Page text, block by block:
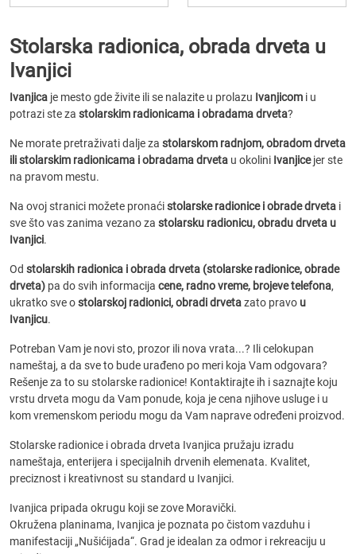
Stolarska radionica, obrada drveta u
Ivanjici
Ivanjica je mesto gde živite ili se nalazite u prolazu Ivanjicom i u
potrazi ste za stolarskim radionicama i obradama drveta?
Ne morate pretraživati dalje za stolarskom radnjom, obradom drveta
ili stolarskim radionicama i obradama drveta u okolini Ivanjicejer ste
na pravom mestu.
Na ovoj stranici možete pronaćistolarske radionice i obrade drveta i
sve što vas zanima vezano za stolarsku radionicu, obradu drveta u
Ivanjici.
Od stolarskih radionica i obrada drveta (stolarske radionice, obrade
drveta) pa do svih informacija cene, radno vreme, brojeve telefona,
ukratko sve ostolarskoj radionici, obradi drvetazato pravo u
Ivanjicu.
Potreban Vam je novi sto, prozor ili nova vrata...? Ili celokupan
nameštaj, a da sve to bude urađeno po meri koja Vam odgovara?
Rešenje za to su stolarske radionice! Kontaktirajte ih i saznajte koju
vrstu drveta mogu da Vam ponude, koja je cena njihove usluge i u
kom vremenskom periodu mogu da Vam naprave određeni proizvod.
Stolarske radionice i obrada drveta Ivanjica pružaju izradu
nameštaja, enterijera i specijalnih drvenih elemenata. Kvalitet,
preciznost i kreativnost su standard u Ivanjici.
Ivanjica pripada okrugu koji se zove Moravički.
Okružena planinama, Ivanjica je poznata po čistom vazduhu i
manifestaciji „Nušićijada“. Grad je idealan za odmor i rekreaciju u